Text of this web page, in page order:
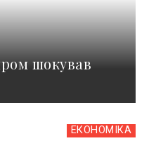
шокував
ЕКОНОМІКА